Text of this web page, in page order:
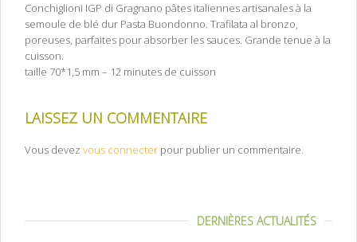
Conchiglioni IGP di Gragnano pâtes italiennes artisanales à la
semoule de blé dur Pasta Buondonno. Trafilata al bronzo,
poreuses, parfaites pour absorber les sauces. Grande tenue à la
cuisson.
taille 70*1,5 mm – 12 minutes de cuisson
LAISSEZ UN COMMENTAIRE
Vous devez vous connecter pour publier un commentaire.
DERNIÈRES ACTUALITÉS